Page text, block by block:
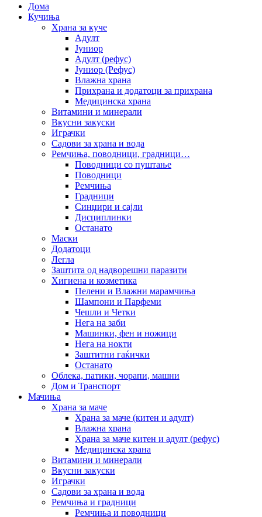
Дома
Кучиња
Храна за куче
Адулт
Јуниор
Адулт (рефус)
Јуниор (Рефус)
Влажна храна
Прихрана и додатоци за прихрана
Медицинска храна
Витамини и минерали
Вкусни закуски
Играчки
Садови за храна и вода
Ремчиња, поводници, градници…
Поводници со пуштање
Поводници
Ремчиња
Градници
Синџири и сајли
Дисциплинки
Останато
Маски
Додатоци
Легла
Заштита од надворешни паразити
Хигиена и козметика
Пелени и Влажни марамчиња
Шампони и Парфеми
Чешли и Четки
Нега на заби
Машинки, фен и ножици
Нега на нокти
Заштитни гаќички
Останато
Облека, патики, чорапи, машни
Дом и Транспорт
Мачиња
Храна за маче
Храна за маче (китен и адулт)
Влажна храна
Храна за маче китен и адулт (рефус)
Медицинска храна
Витамини и минерали
Вкусни закуски
Играчки
Садови за храна и вода
Ремчиња и градници
Ремчиња и поводници